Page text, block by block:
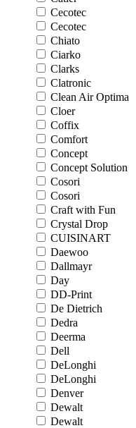
Cecotec
Cecotec
Chiato
Ciarko
Clarks
Clatronic
Clean Air Optima
Cloer
Coffix
Comfort
Concept
Concept Solution
Cosori
Cosori
Craft with Fun
Crystal Drop
CUISINART
Daewoo
Dallmayr
Day
DD-Print
De Dietrich
Dedra
Deerma
Dell
DeLonghi
DeLonghi
Denver
Dewalt
Dewalt